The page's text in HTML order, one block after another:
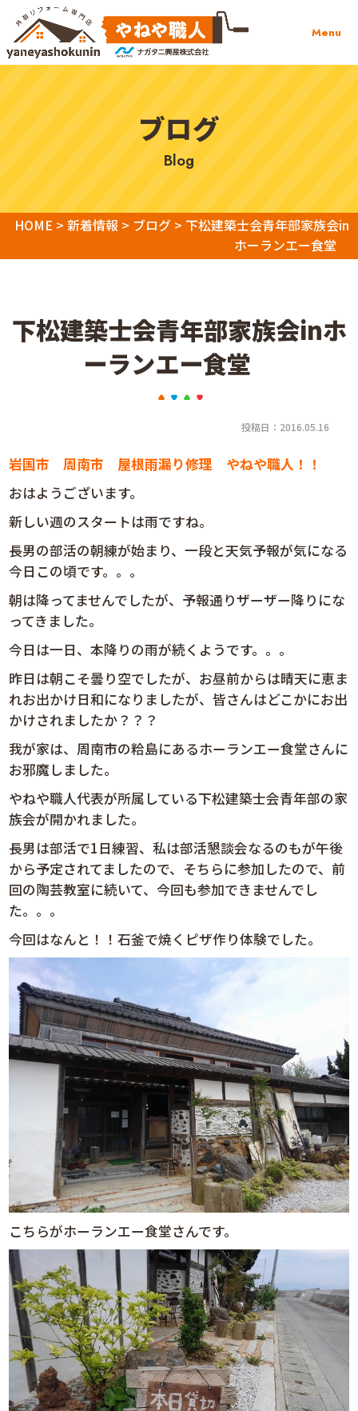
Menu
ブログ
blog
HOME > 新着情報> ブログ> 下松建築士会青年部家族会in
ホーランエー食堂
下松建築士会青年部家族会inホ
ーランエー食堂
投稿日：2016.05.16
岩国市 周南市 屋根雨漏り修理 やねや職人！！
おはようございます。
新しい週のスタートは雨ですね。
長男の部活の朝練が始まり、一段と天気予報が気になる
今日この頃です。。。
朝は降ってませんでしたが、予報通りザーザー降りにな
ってきました。
今日は一日、本降りの雨が続くようです。。。
昨日は朝こそ曇り空でしたが、お昼前からは晴天に恵ま
れお出かけ日和になりましたが、皆さんはどこかにお出
かけされましたか？？？
我が家は、周南市の粭島にあるホーランエー食堂さんに
お邪魔しました。
やねや職人代表が所属している下松建築士会青年部の家
族会が開かれました。
長男は部活で1日練習、私は部活懇談会なるのもが午後
から予定されてましたので、そちらに参加したので、前
回の陶芸教室に続いて、今回も参加できませんでし
た。。。
今回はなんと！！石釜で焼くピザ作り体験でした。
こちらがホーランエー食堂さんです。